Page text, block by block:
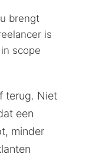
brengt
is
scope
terug. Niet
een
minder